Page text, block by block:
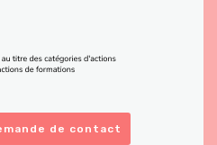
de contact